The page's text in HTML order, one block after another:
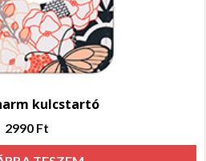
kulcstartó
2990 Ft